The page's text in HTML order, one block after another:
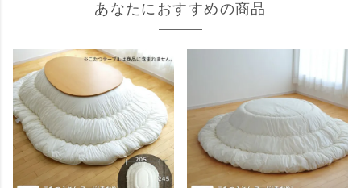
あなたにおすすめの商品